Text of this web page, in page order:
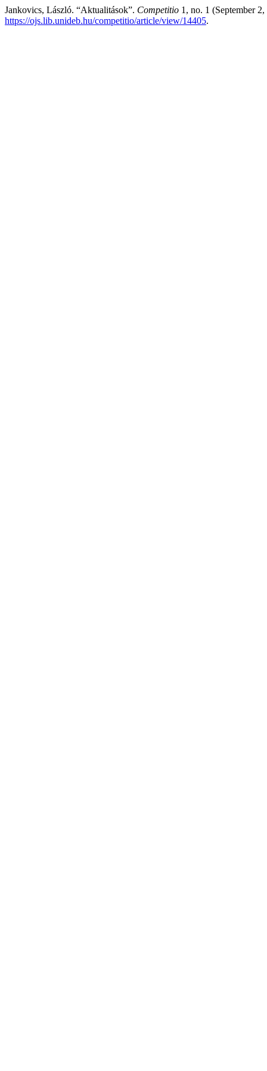
Jankovics, László. “Aktualitások”. Competitio 1, no. 1 (September
https://ojs.lib.unideb.hu/competitio/article/view/14405.